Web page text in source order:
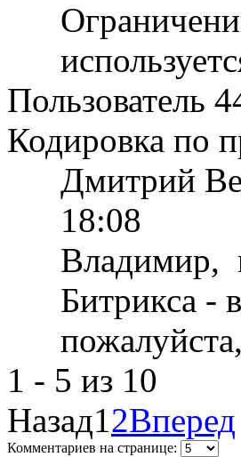
Пользователь
Кодировка по
Дмитрий
18:08
Владимир,
Битрикса -
1 - 5 из 10
Назад12Вперед
Комментариев на странице: